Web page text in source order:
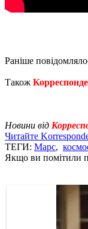
Раніше
Також
Новини від
Читайте
ТЕГИ: Марс,
Якщо ви помітили